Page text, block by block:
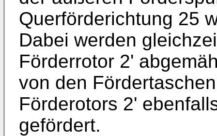
Querförderichtung 25
Dabei werden
Förderrotor 2'
von den
Förderotors 2'
gefördert.